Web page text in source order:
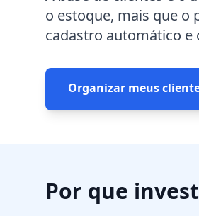
o estoque, mais que o
cadastro automático e
Organizar meus
Por que